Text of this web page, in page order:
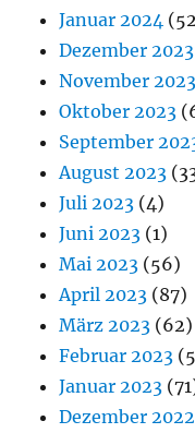
Januar 2024
Dezember 2023
November 2023
Oktober 2023
September
August 2023
Juli 2023 (4)
Juni 2023 (1)
Mai 2023 (56)
April 2023 (87)
März 2023 (62)
Februar 2023
Januar 2023
Dezember 2022